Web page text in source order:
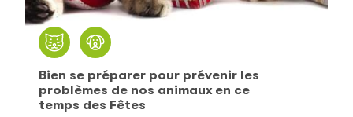
Bien se préparer pour prévenir les
problèmes de nos animaux en ce
temps des Fêtes